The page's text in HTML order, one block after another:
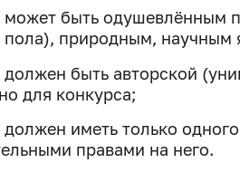
может быть одушевлённым
пола), природным,
должен быть авторской
для конкурса;
иметь только
правами на него.